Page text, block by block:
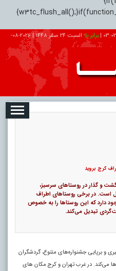
|برابر با: السبت 24 صفر 1448 |
2026-08-
تبلیغات درباره ما ارتباط با ما
کرج بروید
و گذار در روستاهای سرسبز،
در برخی روستاهای اطراف
دارد که این روستاها را به خصوص
تبدیل می‌کند.
و برپایی جشنواره‌های متنوع، گردشگران
می‌کند. در غرب تهران و کرج مکان های